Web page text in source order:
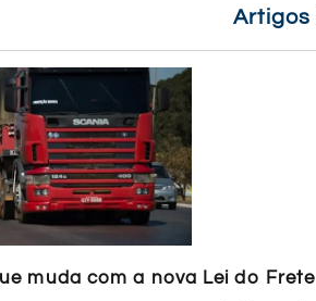
Artigos
muda com a nova Lei do Frete